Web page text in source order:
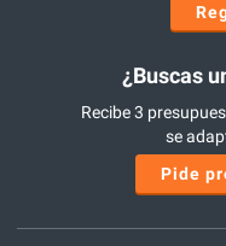
¿Buscas
Recibe 3
se
Pide